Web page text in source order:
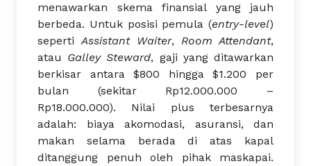
menawarkan skema finansial yang jauh
berbeda. Untuk posisi pemula (entry-level)
sepertiAssistant Waiter, Room Attendant,
atau Galley Steward, gaji yang ditawarkan
berkisar antara $800 hingga $1.200 per
bulan (sekitar Rp12.000.000 –
Rp18.000.000). Nilai plus terbesarnya
adalah: biaya akomodasi, asuransi, dan
makan selama berada di atas kapal
ditanggung penuh oleh pihak maskapai.